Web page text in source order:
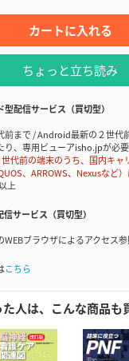
カートに入れる
ちょっと立ち読み
配信サービス（買切型）
前まで / Android最新の２世代
、専用ビューアisho.jpが必要
前の端末のうち、国内キャ
、ARROWS、Nexusなど
上
サービス（買切型）
ブラウザによるアクセス参
こちら
人は、こんな商品も